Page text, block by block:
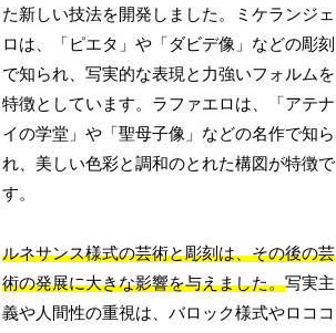
た新しい技法を開発しました。ミケランジェ
ロは、「ピエタ」や「ダビデ像」などの彫刻
で知られ、写実的な表現と力強いフォルムを
特徴としています。ラファエロは、「アテナ
イの学堂」や「聖母子像」などの名作で知ら
れ、美しい色彩と調和のとれた構図が特徴で
す。
ルネサンス様式の芸術と彫刻は、その後の芸
術の発展に大きな影響を与えました。写実主
義や人間性の重視は、バロック様式やロココ